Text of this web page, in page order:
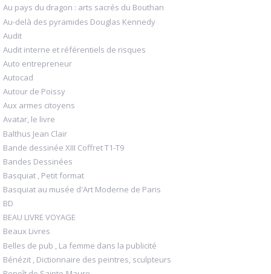
Au pays du dragon : arts sacrés du Bouthan
Au-delà des pyramides Douglas Kennedy
Audit
Audit interne et référentiels de risques
Auto entrepreneur
Autocad
Autour de Poissy
Aux armes citoyens
Avatar, le livre
Balthus Jean Clair
Bande dessinée XIII Coffret T1-T9
Bandes Dessinées
Basquiat , Petit format
Basquiat au musée d'Art Moderne de Paris
BD
BEAU LIVRE VOYAGE
Beaux Livres
Belles de pub , La femme dans la publicité
Bénézit , Dictionnaire des peintres, sculpteurs